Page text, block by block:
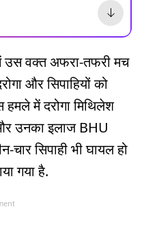
उस वक्त अफरा-तफरी मच
और सिपाहियों को
हमले में दरोगा मिथिलेश
उनका इलाज BHU
चार सिपाही भी घायल हो
गया है.